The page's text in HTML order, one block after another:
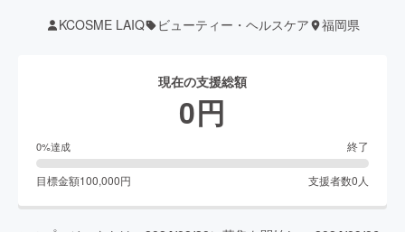
KCOSME LAIQ ビューティー・ヘルスケア 福岡県
現在の支援総額
0円
0%達成 終了
目標金額100,000円 支援者数0 人